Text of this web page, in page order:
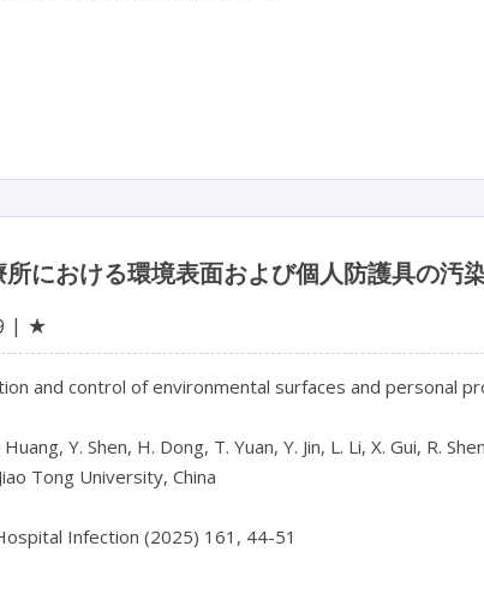
所における環境表面および個人防護具の汚
★
and control of environmental surfaces and personal
Y. Shen, H. Dong, T. Yuan, Y. Jin, L. Li, X. Gui, R.
Tong University, China